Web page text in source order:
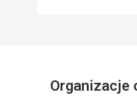
Organizacje